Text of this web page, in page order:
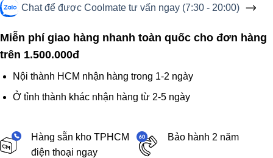
Chat để được Coolmate tư vấn ngay (7:30 - 20:00)
Miễn phí giao hàng nhanh toàn quốc cho đơn hàng
trên 1.500.000đ
Nội thành HCM nhận hàng trong 1-2 ngày
Ở tỉnh thành khác nhận hàng từ 2-5 ngày
Hàng sẵn kho TPHCM
điện thoại ngay
Bảo hành 2 năm